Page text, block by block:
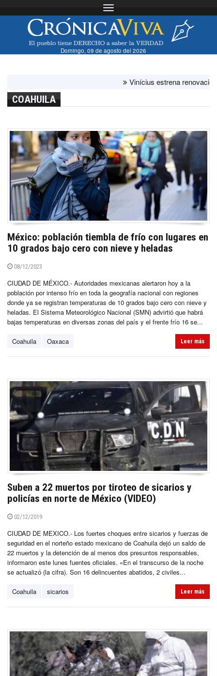
Toggle navigation
Domingo, 09 de agosto del 2026
Vinícius estrena renovación
COAHUILA
México: población tiembla de frío con lugares en
10 grados bajo cero con nieve y heladas
08/12/2023
CIUDAD DE MÉXICO.- Autoridades mexicanas alertaron hoy a la
población por intenso frío en toda la geografía nacional con regiones
donde ya se registran temperaturas de 10 grados bajo cero con nieve y
heladas. El Sistema Meteorológico Nacional (SMN) advirtió que habrá
bajas temperaturas en diversas zonas del país y el frente frío 16 se...
Coahuila Oaxaca Leer más
Suben a 22 muertos por tiroteo de sicarios y
policías en norte de México (VIDEO)
02/12/2019
CIUDAD DE MEXICO.- Los fuertes choques entre sicarios y fuerzas de
seguridad en el norteño estado mexicano de Coahuila dejó un saldo de
22 muertos y la detención de al menos dos presuntos responsables,
informaron este lunes fuentes oficiales. «En el transcurso de la noche
se actualizó (la cifra). Son 16 delincuentes abatidos, 2 civiles...
Coahuila sicarios Leer más